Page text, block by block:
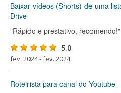
Baixar vídeos (Shorts) de uma
Drive
"Rápido e prestativo, recomendo!"
5.0
fev. 2024 - fev. 2024
Roteirista para canal do Youtube